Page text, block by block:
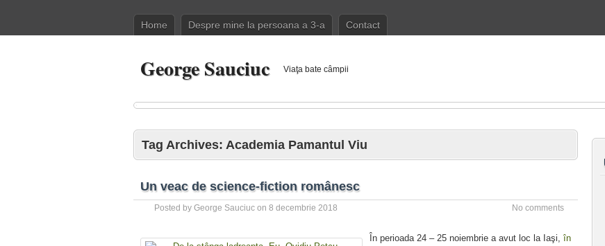
Home Despre mine la persoana a 3-a Contact
George Sauciuc Viaţa bate câmpii
Tag Archives: Academia Pamantul Viu
Un veac de science-fiction românesc
Posted by George Sauciuc on 8 decembrie 2018 No comments
În perioada 24 – 25 noiembrie a avut loc la Iaşi, în